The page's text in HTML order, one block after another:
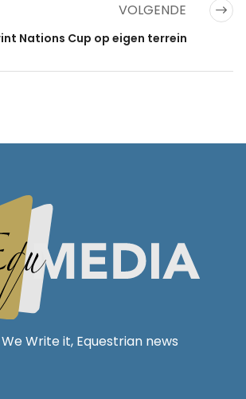
VOLGENDE
Nations Cup op eigen terrein
We Write it, Equestrian news